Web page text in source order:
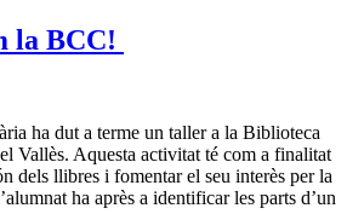
la BCC!
ha dut a terme un taller a la Biblioteca
Vallès. Aquesta activitat té com a finalitat
dels llibres i fomentar el seu interès per la
ha après a identificar les parts d’un